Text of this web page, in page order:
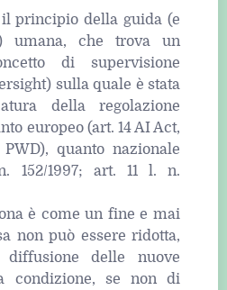
principio della guida (e
umana, che trova un
di supervisione
sulla quale è stata
della regolazione
europeo (art. 14 AI Act,
quanto nazionale
152/1997; art. 11 l. n.
è come un fine e mai
non può essere ridotta,
delle nuove
condizione, se non di